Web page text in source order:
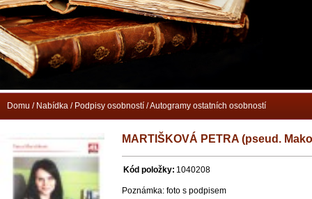
MARTIŠKOVÁ PETRA (pseud.
Kód položky: 1040208
Poznámka: foto s podpisem
Domu / Nabídka / Podpisy osobností /Autogramy ostatních osobností